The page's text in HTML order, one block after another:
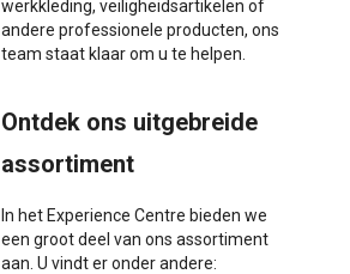
werkkleding, veiligheidsartikelen of
andere professionele producten, ons
team staat klaar om u te helpen.
Ontdek ons uitgebreide
assortiment
In het Experience Centre bieden we
een groot deel van ons assortiment
aan. U vindt er onder andere: